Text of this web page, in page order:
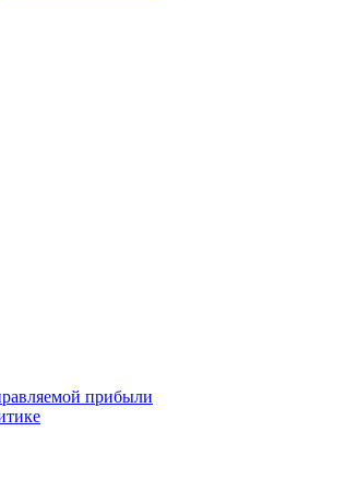
прибыли